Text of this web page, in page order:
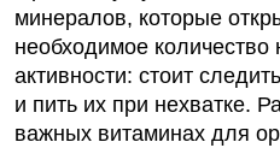
минералов, которые
необходимое количество
активности: стоит
и пить их при нехватке.
важных витаминах для